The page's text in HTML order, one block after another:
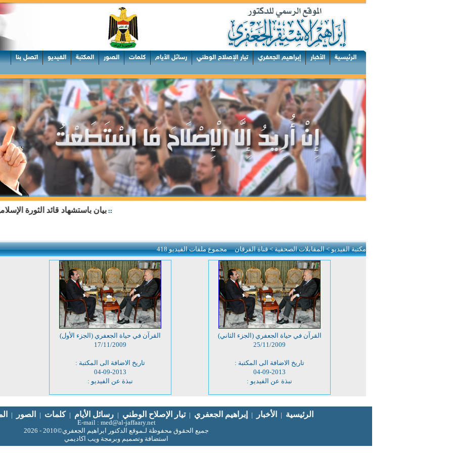
الرئيسية الأخبار إبراهيم الجعفري تيار الإصلاح الوطني رسائل الأيام كلمات الصور المكتبة الفيديو اتصل بنا
بيان باستشهاد قائد الثورة
مكتبة الفيديو> المقابلات الصحفية> قناة الفرقانمجموع ملفات الفيديو 418
القرآن في حياة الجعفري (الجزء الثاني)
25/11/2009
تاريخ الاضافة الى المكتبة :
04-09-2013
نبذة عن الفيديو :
القرآن في حياة الجعفري (الجزء الأول)
17/11/2009
تاريخ الاضافة الى المكتبة :
04-09-2013
نبذة عن الفيديو :
الرئيسية الأخبار إبراهيم الجعفري تيار الإصلاح الوطني رسائل الأيام كلمات الصور
E-mail : med@al-jaffaary.net
جميع الحقوق محفوظة لـموقع الدكتور ابراهيم الجعفري©2010 - 2026
استضافة وتصميم وبرمجة ويب اكاديمي